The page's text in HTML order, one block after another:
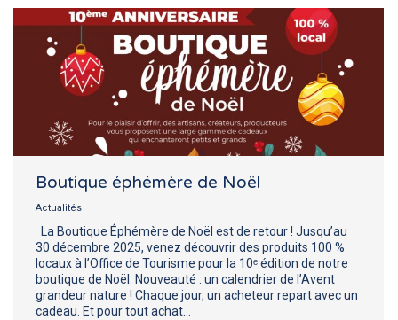
Boutique éphémère de Noël
Actualités
La Boutique Éphémère de Noël est de retour ! Jusqu’au
30 décembre 2025, venez découvrir des produits 100 %
locaux à l’Office de Tourisme pour la 10ᵉ édition de notre
boutique de Noël. Nouveauté : un calendrier de l’Avent
grandeur nature ! Chaque jour, un acheteur repart avec un
cadeau. Et pour tout achat…